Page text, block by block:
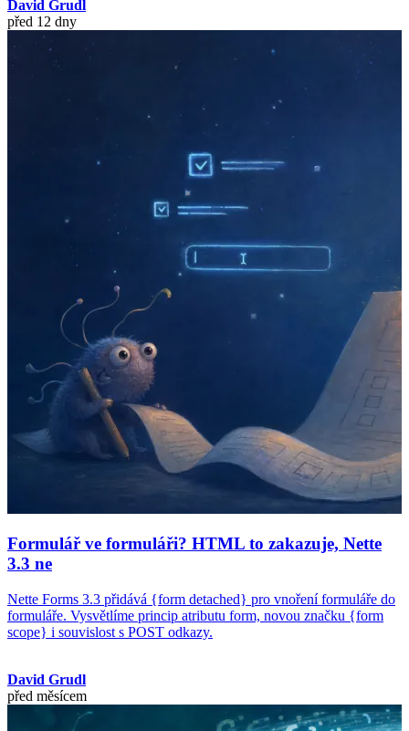
David Grudl
před 12 dny
Formulář ve formuláři? HTML to zakazuje, Nette
3.3 ne
Nette Forms 3.3 přidává {form detached} pro vnoření formuláře do
formuláře. Vysvětlíme princip atributu form, novou značku {form
scope} i souvislost s POST odkazy.
David Grudl
před měsícem